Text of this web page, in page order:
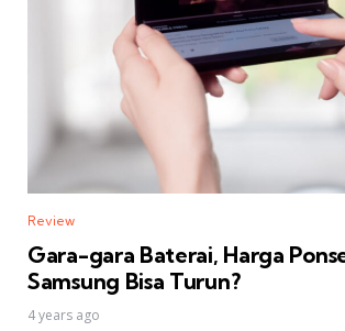
Review
Gara-gara Baterai, Harga
Samsung Bisa Turun?
4 years ago